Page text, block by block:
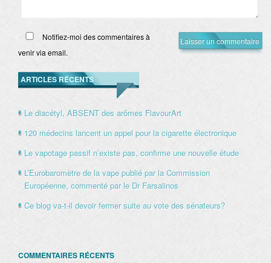
Notifiez-moi des commentaires à
venir via email.
ARTICLES RÉCENTS
Le diacétyl, ABSENT des arômes FlavourArt
120 médecins lancent un appel pour la cigarette électronique
Le vapotage passif n’existe pas, confirme une nouvelle étude
L’Eurobaromètre de la vape publié par la Commission
Européenne, commenté par le Dr Farsalinos
Ce blog va-t-il devoir fermer suite au vote des sénateurs?
COMMENTAIRES RÉCENTS